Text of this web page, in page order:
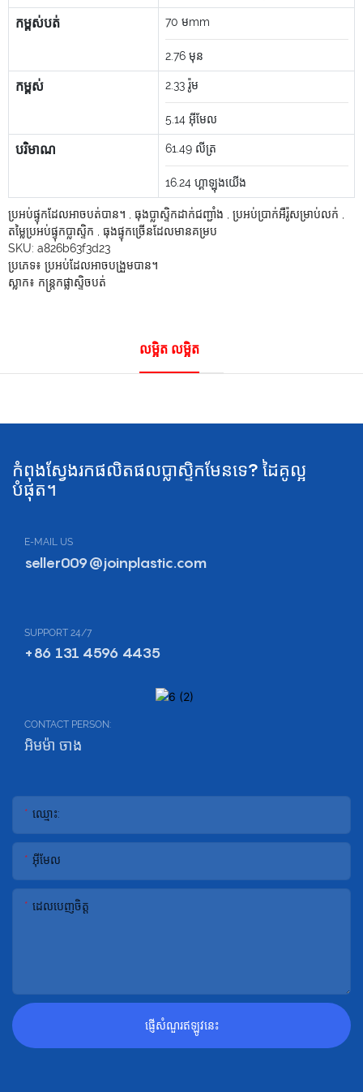
កម្ពស់បត់ 70 មmm
2.76 មុន
កម្ពស់ 2.33 រ៉ូម
5.14 អ៊ីមែល
បរិមាណ 61.49 លីត្រ
16.24 ហ្គាឡុងយើង
ប្រអប់ផ្ទុកដែលអាចបត់បាន។ ធុងប្លាស្ទិកដាក់ជញ្ជាំង ប្រអប់ប្រាក់អឺរ៉ូសម្រាប់លក់
តម្លៃប្រអប់ផ្ទុកប្លាស្ទិក
ធុងផ្ទុកច្រើនដែលមានគម្រប
SKU: a826b63f3d23
ប្រភេទ៖ ប្រអប់ដែលអាចបង្រួមបាន។
ស្លាក៖ កន្ត្រកផ្លាស្ទិចបត់
លម្អិត លម្អិត
កំពុងស្វែងរកផលិតផលប្លាស្ទិកមែនទេ? ដៃគូល្អ
បំផុត។
E-MAIL US
seller009@joinplastic.com
SUPPORT 24/7
+86 131 4596 4435
CONTACT PERSON:
អិមម៉ា ចាង
ឈ្មោះ:
អ៊ីមែល
ដេលបេញចិត្ដ
ផ្ញើសំណួរឥឡូវនេះ